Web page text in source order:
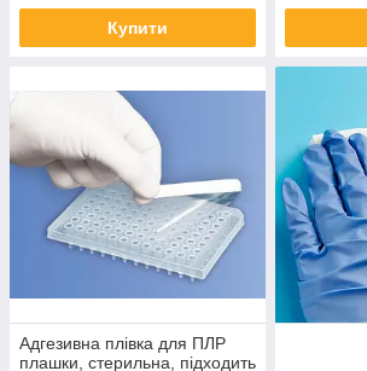
Купити
Адгезивна плівка для ПЛР
плашки, стерильна, підходить